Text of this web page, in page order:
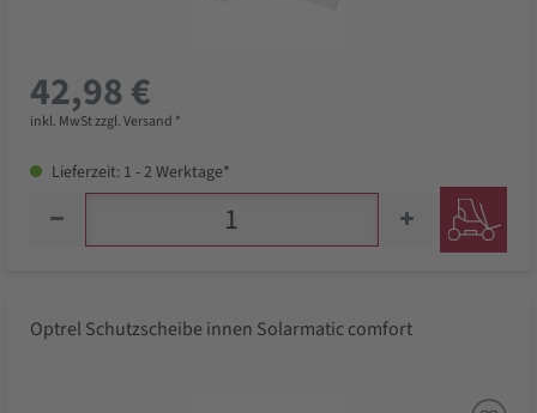
42,98 €
inkl. MwSt zzgl. Versand *
Lieferzeit: 1 - 2 Werktage*
Optrel Schutzscheibe innen Solarmatic comfort